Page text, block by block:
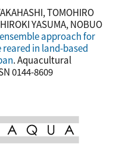
TOMOHIRO
YASUMA, NOBUO
approach for
in land-based
. Aquacultural
0144-8609